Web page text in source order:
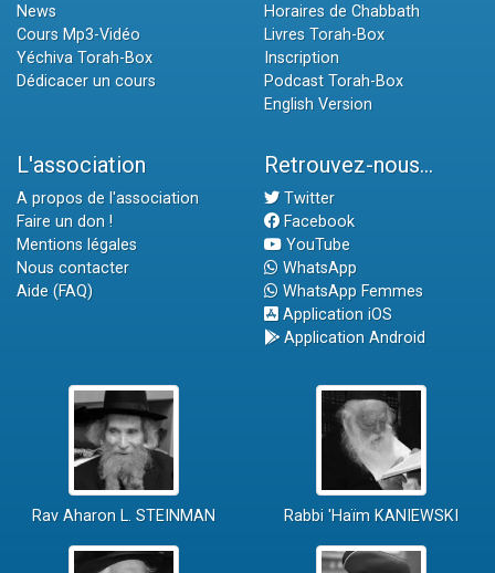
News
Cours Mp3-Vidéo
Yéchiva Torah-Box
Dédicacer un cours
Horaires de Chabbath
Livres Torah-Box
Inscription
Podcast Torah-Box
English Version
L'association
A propos de l'association
Faire un don !
Mentions légales
Nous contacter
Aide (FAQ)
Retrouvez-nous...
Twitter
Facebook
YouTube
WhatsApp
WhatsApp Femmes
Application iOS
Application Android
Rav Aharon L. STEINMAN Rabbi 'Haïm KANIEWSKI